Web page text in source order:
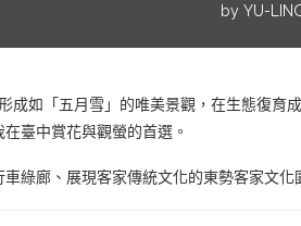
by YU-
如「五月雪」的唯美景觀，在生態復育
臺中賞花與觀螢的首選。
綠廊、展現客家傳統文化的東勢客家文